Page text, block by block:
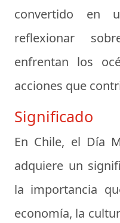
convertido en
reflexionar
enfrentan los
acciones que
Significado
En Chile, el Día
adquiere un
la importancia
economía, la